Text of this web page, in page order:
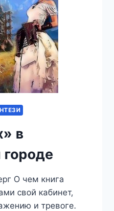
в
городе
О чем книга
свой кабинет,
и тревоге.